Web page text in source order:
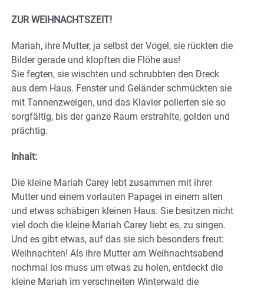
ZUR WEIHNACHTSZEIT!
Mariah, ihre Mutter, ja selbst der Vogel, sie rückten die
Bilder gerade und klopften die Flöhe aus!
Sie fegten, sie wischten und schrubbten den Dreck
aus dem Haus. Fenster und Geländer schmückten sie
mit Tannenzweigen, und das Klavier polierten sie so
sorgfältig, bis der ganze Raum erstrahlte, golden und
prächtig.
Inhalt:
Die kleine Mariah Carey lebt zusammen mit ihrer
Mutter und einem vorlauten Papagei in einem alten
und etwas schäbigen kleinen Haus. Sie besitzen nicht
viel doch die kleine Mariah Carey liebt es, zu singen.
Und es gibt etwas, auf das sie sich besonders freut:
Weihnachten! Als ihre Mutter am Weihnachtsabend
nochmal los muss um etwas zu holen, entdeckt die
kleine Mariah im verschneiten Winterwald die